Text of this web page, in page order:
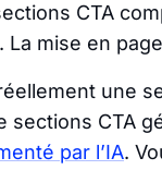
CTA
La mise en
une
CTA
par l’IA.